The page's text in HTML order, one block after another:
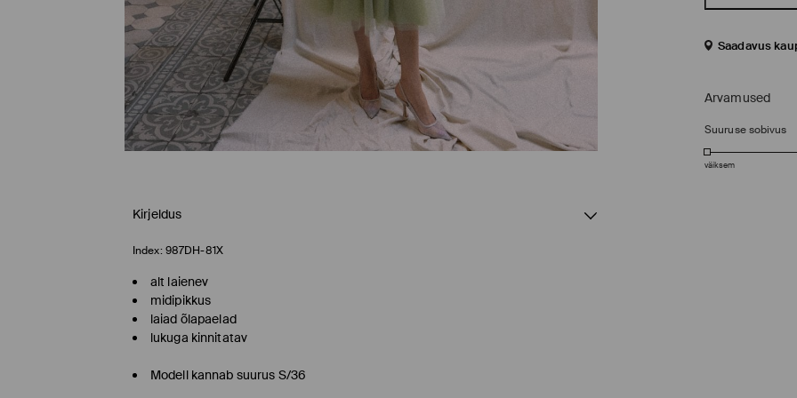
Saadavus
Arvamused
Suuruse sobivus
väiksem
Kirjeldus
Index: 987DH-81X
alt laienev
midipikkus
laiad õlapaelad
lukuga kinnitatav
Modell kannab suurus S/36